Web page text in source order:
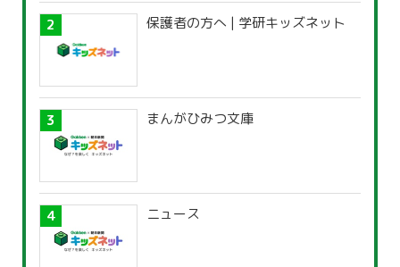
保護者の方へ | 学研キッズネット
まんがひみつ文庫
ニュース